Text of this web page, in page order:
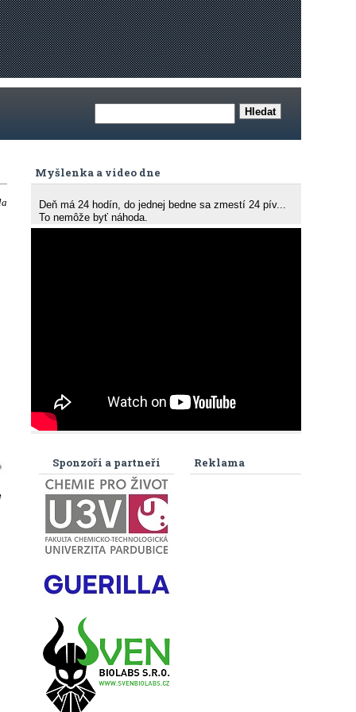
Myšlenka a video dne
Deň má 24 hodín, do jednej bedne sa zmestí 24 pív...
To nemôže byť náhoda.
Reklama
Sponzoři a partneři